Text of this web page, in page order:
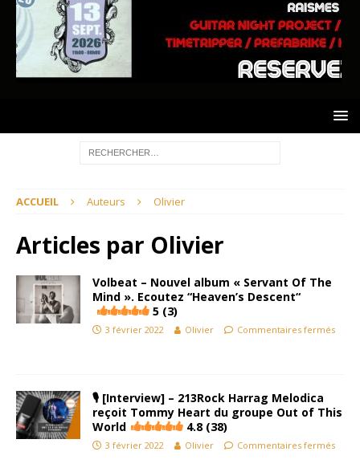
ACCUEIL Auteurs Olivier
Articles par Olivier
Volbeat – Nouvel album « Servant Of The
Mind ». Ecoutez “Heaven’s Descent“
5 (3)
3 février 2022 Olivier Commentaires fermés
🎙 [Interview] – 213Rock Harrag Melodica
reçoit Tommy Heart du groupe Out of This
World
4.8 (38)
3 février 2022 Olivier Commentaires fermés